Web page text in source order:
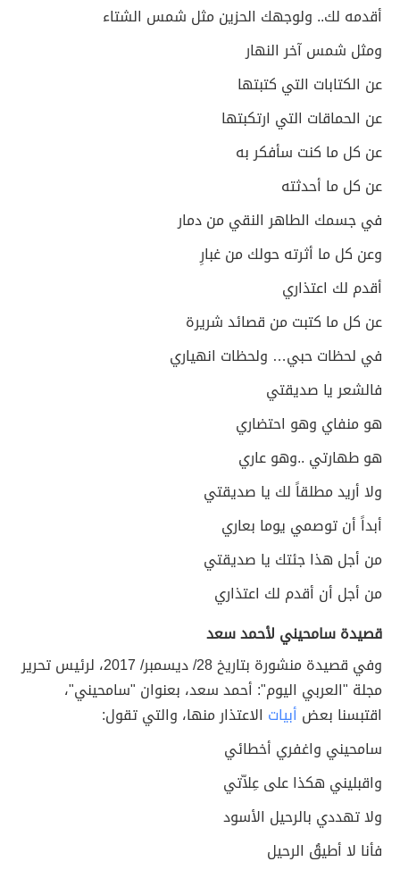
أقدمه لك.. ولوجهك الحزين مثل شمس الشتاء
ومثل شمس آخر النهار
عن الكتابات التي كتبتها
عن الحماقات التي ارتكبتها
عن كل ما كنت سأفكر به
عن كل ما أحدثته
في جسمك الطاهر النقي من دمار
وعن كل ما أثرته حولك من غبارِ
أقدم لك اعتذاري
عن كل ما كتبت من قصائد شريرة
في لحظات حبي… ولحظات انهياري
فالشعر يا صديقتي
هو منفاي وهو احتضاري
هو طهارتي ..وهو عاري
ولا أريد مطلقاً لك يا صديقتي
أبداً أن توصمي يوما بعاري
من أجل هذا جئتك يا صديقتي
من أجل أن أقدم لك اعتذاري
قصيدة سامحيني لأحمد سعد
وفي قصيدة منشورة بتاريخ 28/ ديسمبر/ 2017، لرئيس تحرير
مجلة "العربي اليوم": أحمد سعد، بعنوان "سامحيني"،
اقتبسنا بعض أبيات الاعتذار منها، والتي تقول:
سامحيني واغفري أخطائي
واقبليني هكذا على عِلاّتي
ولا تهددي بالرحيل الأسود
فأنا لا أطيقُ الرحيل